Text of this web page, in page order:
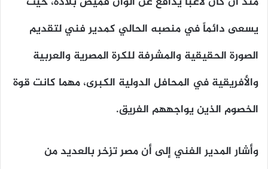
يسعى دائماً في منصبه الحالي كمدير فني لتقديم
الصورة الحقيقية والمشرفة للكرة المصرية والعربية
والأفريقية في المحافل الدولية الكبرى، مهما كانت قوة
الخصوم الذين يواجههم الفريق.
وأشار المدير الفني إلى أن مصر تزخر بالعديد من